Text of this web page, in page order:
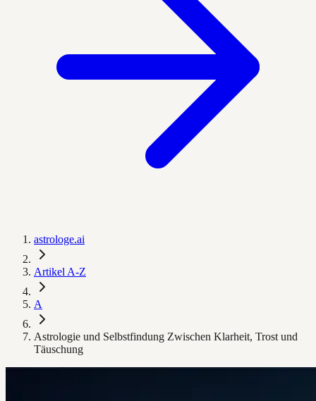
astrologe.ai
Artikel A-Z
A
Astrologie und Selbstfindung Zwischen Klarheit, Trost und
Täuschung